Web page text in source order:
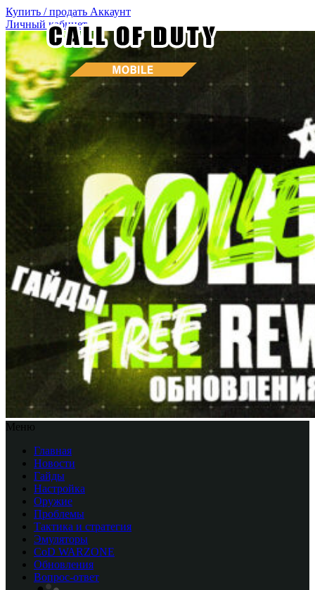
Купить / продать Аккаунт
Личный кабинет
Меню
Главная
Новости
Гайды
Настройка
Оружие
Проблемы
Тактика и стратегия
Эмуляторы
CоD WARZONE
Обновления
Вопрос-ответ